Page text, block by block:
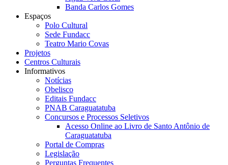
Banda Carlos Gomes
Espaços
Polo Cultural
Sede Fundacc
Teatro Mario Covas
Projetos
Centros Culturais
Informativos
Notícias
Obelisco
Editais Fundacc
PNAB Caraguatatuba
Concursos e Processos Seletivos
Acesso Online ao Livro de Santo Antônio de
Caraguatatuba
Portal de Compras
Legislação
Perguntas Frequentes